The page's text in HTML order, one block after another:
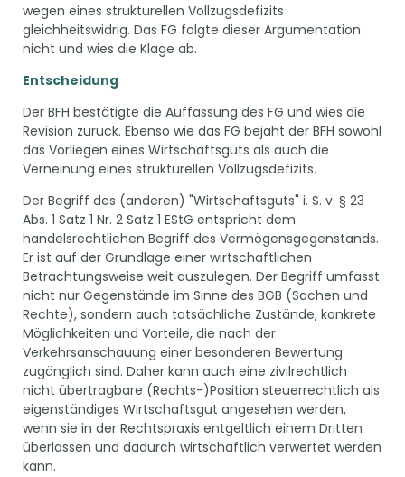
wegen eines strukturellen Vollzugsdefizits
gleichheitswidrig. Das FG folgte dieser Argumentation
nicht und wies die Klage ab.
Entscheidung
Der BFH bestätigte die Auffassung des FG und wies die
Revision zurück. Ebenso wie das FG bejaht der BFH sowohl
das Vorliegen eines Wirtschaftsguts als auch die
Verneinung eines strukturellen Vollzugsdefizits.
Der Begriff des (anderen) "Wirtschaftsguts" i. S. v. § 23
Abs. 1 Satz 1 Nr. 2 Satz 1 EStG entspricht dem
handelsrechtlichen Begriff des Vermögensgegenstands.
Er ist auf der Grundlage einer wirtschaftlichen
Betrachtungsweise weit auszulegen. Der Begriff umfasst
nicht nur Gegenstände im Sinne des BGB (Sachen und
Rechte), sondern auch tatsächliche Zustände, konkrete
Möglichkeiten und Vorteile, die nach der
Verkehrsanschauung einer besonderen Bewertung
zugänglich sind. Daher kann auch eine zivilrechtlich
nicht übertragbare (Rechts-)Position steuerrechtlich als
eigenständiges Wirtschaftsgut angesehen werden,
wenn sie in der Rechtspraxis entgeltlich einem Dritten
überlassen und dadurch wirtschaftlich verwertet werden
kann.